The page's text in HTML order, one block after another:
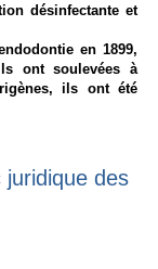
désinfectante et
en 1899,
ont soulevées à
ils ont été
juridique des